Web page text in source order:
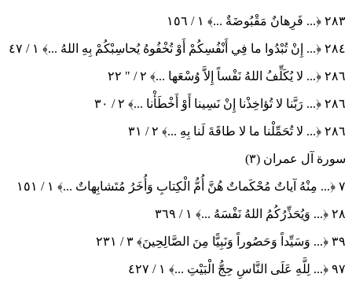
٢٨٣ ﴿... فَرِهانٌ مَقْبُوضَةٌ ...﴾
٢٨٤ ﴿... إِنْ تُبْدُوا ما فِي أَنْفُسِكُمْ أَوْ تُخْفُوهُ يُحاسِبْكُمْ بِهِ اللهُ ...﴾
٢٨٦ ﴿... لا يُكَلِّفُ اللهُ نَفْساً إِلاَّ وُسْعَها ...﴾
٢٨٦ ﴿... رَبَّنا لا تُؤاخِذْنا إِنْ نَسِينا أَوْ أَخْطَأْنا ...﴾
٢٨٦ ﴿... لا تُحَمِّلْنا ما لا طاقَةَ لَنا بِهِ ...﴾
سورة آل عمران (٣)
٧ ﴿... مِنْهُ آياتٌ مُحْكَماتٌ هُنَّ أُمُّ الْكِتابِ وَأُخَرُ مُتَشابِهاتٌ ...﴾
٢٨ ﴿... وَيُحَذِّرُكُمُ اللهُ نَفْسَهُ ...﴾
٣٩ ﴿... وَسَيِّداً وَحَصُوراً وَنَبِيًّا مِنَ الصَّالِحِينَ﴾
٩٧ ﴿... لِلَّهِ عَلَى النَّاسِ حِجُّ الْبَيْتِ ...﴾